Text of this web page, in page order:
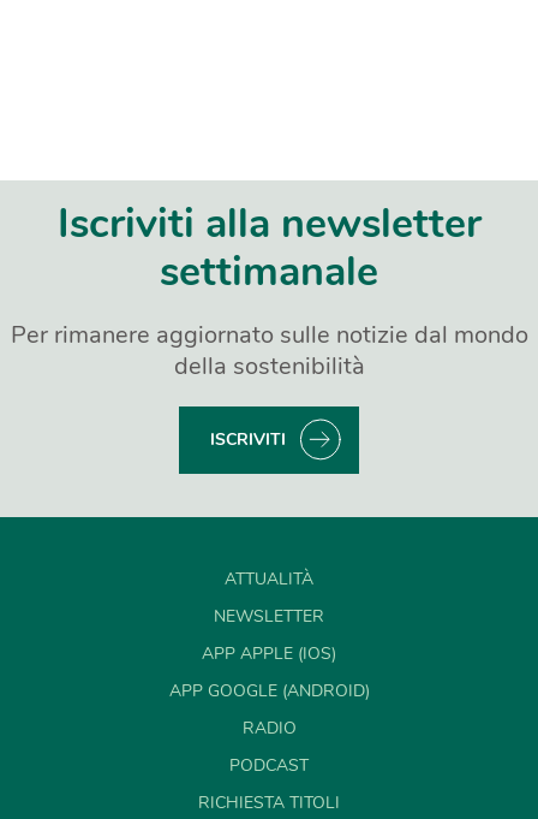
Iscriviti alla newsletter
settimanale
Per rimanere aggiornato sulle notizie dal mondo
della sostenibilità
ISCRIVITI
ATTUALITÀ
NEWSLETTER
APP APPLE (IOS)
APP GOOGLE (ANDROID)
RADIO
PODCAST
RICHIESTA TITOLI